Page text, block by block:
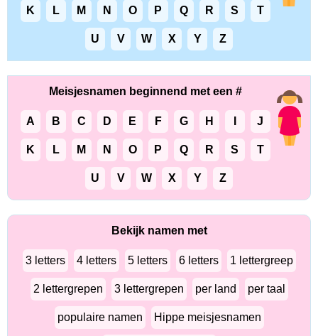
K L M N O P Q R S T
U V W X Y Z
Meisjesnamen beginnend met een #
A B C D E F G H J
K L M N O P Q R S T
U V W X Y Z
Bekijk namen met
3 letters 4 letters 5 letters 6 letters 1 lettergreep
2 lettergrepen 3 lettergrepen per land per taal
populaire namen Hippe meisjesnamen